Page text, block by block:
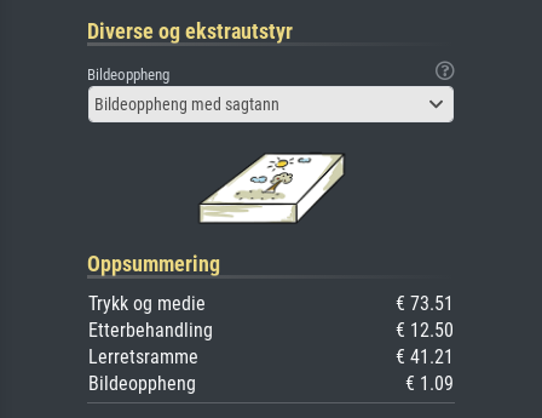
Diverse og ekstrautstyr
Bildeoppheng
Bildeoppheng med sagtann
Oppsummering
Trykk og medie
€ 73.51
Etterbehandling
€ 12.50
Lerretsramme
€ 41.21
Bildeoppheng
€ 1.09